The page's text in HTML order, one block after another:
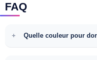
FAQ
Quelle couleur pour